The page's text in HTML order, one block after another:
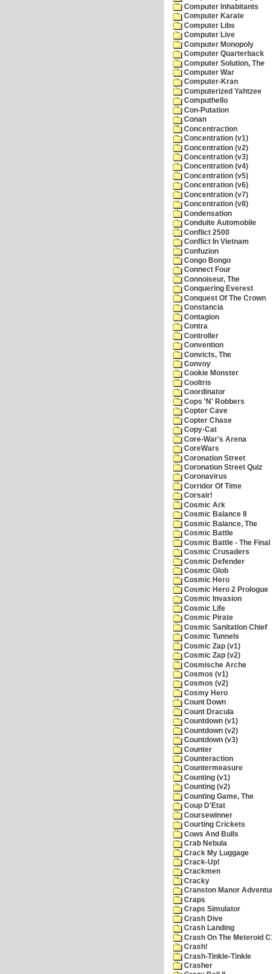
Computer Inhabitants
Computer Karate
Computer Libs
Computer Live
Computer Monopoly
Computer Quarterback
Computer Solution, The
Computer War
Computer-Kran
Computerized Yahtzee
Computhello
Con-Putation
Conan
Concentraction
Concentration (v1)
Concentration (v2)
Concentration (v3)
Concentration (v4)
Concentration (v5)
Concentration (v6)
Concentration (v7)
Concentration (v8)
Condensation
Conduite Automobile
Conflict 2500
Conflict In Vietnam
Confuzion
Congo Bongo
Connect Four
Connoiseur, The
Conquering Everest
Conquest Of The Crown
Constancia
Contagion
Contra
Controller
Convention
Convicts, The
Convoy
Cookie Monster
Cooltris
Coordinator
Cops 'N' Robbers
Copter Cave
Copter Chase
Copy-Cat
Core-War's Arena
CoreWars
Coronation Street
Coronation Street Quiz
Coronavirus
Corridor Of Time
Corsair!
Cosmic Ark
Cosmic Balance II
Cosmic Balance, The
Cosmic Battle
Cosmic Battle - The
Cosmic Crusaders
Cosmic Defender
Cosmic Glob
Cosmic Hero
Cosmic Hero 2 Prologue
Cosmic Invasion
Cosmic Life
Cosmic Pirate
Cosmic Sanitation Chief
Cosmic Tunnels
Cosmic Zap (v1)
Cosmic Zap (v2)
Cosmische Arche
Cosmos (v1)
Cosmos (v2)
Cosmy Hero
Count Down
Count Dracula
Countdown (v1)
Countdown (v2)
Countdown (v3)
Counter
Counteraction
Countermeasure
Counting (v1)
Counting (v2)
Counting Game, The
Coup D'Etat
Coursewinner
Courting Crickets
Cows And Bulls
Crab Nebula
Crack My Luggage
Crack-Up!
Crackmen
Cracky
Cranston Manor
Craps
Craps Simulator
Crash Dive
Crash Landing
Crash On The Meteroid
Crash!
Crash-Tinkle-Tinkle
Crasher